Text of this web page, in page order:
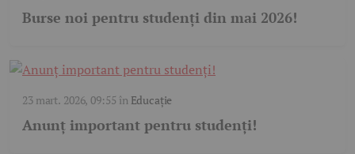
Burse noi pentru studenți din mai 2026!
23 mart. 2026, 09:55 în Educație
Anunț important pentru studenți!